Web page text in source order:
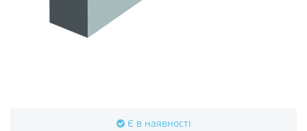
Є в наявності